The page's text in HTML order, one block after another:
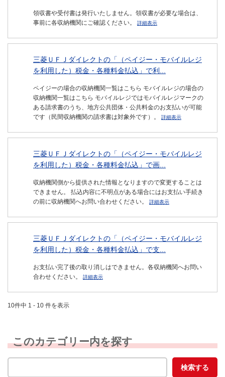
領収書や受付書は発行いたしません。領収書が必要な場合は、
事前に各収納機関にご確認ください。
詳細表示
三菱ＵＦＪダイレクトの「（ペイジー・モバイルレジ
を利用した）税金・各種料金払込」で利...
ペイジーの場合の収納機関一覧はこちら モバイルレジの場合の
収納機関一覧はこちら モバイルレジではモバイルレジマークの
ある請求書のうち、地方公共団体・公共料金のお支払いが可能
です（民間収納機関の請求書は対象外です）。
詳細表示
三菱ＵＦＪダイレクトの「（ペイジー・モバイルレジ
を利用した）税金・各種料金払込」で画...
収納機関側から提供された情報となりますので変更することは
できません。 払込内容に不明点がある場合にはお支払い手続き
の前に収納機関へお問い合わせください。
詳細表示
三菱ＵＦＪダイレクトの「（ペイジー・モバイルレジ
を利用した）税金・各種料金払込」で支...
お支払い完了後の取り消しはできません。各収納機関へお問い
合わせください。
詳細表示
10件中 1 - 10 件を表示
このカテゴリー内を探す